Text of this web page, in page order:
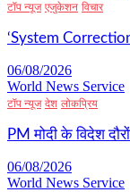
टॉप न्यूज एजुकेशन विचार
‘System
06/08/2026
World News Service
टॉप न्यूज देश लोकप्रिय
PM मोदी के विदेश
06/08/2026
World News Service